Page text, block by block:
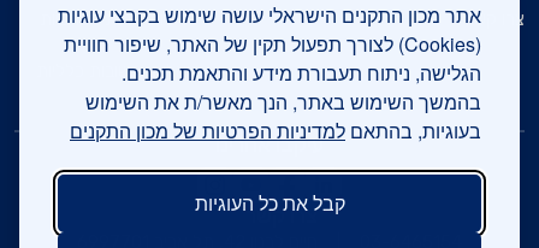
אתר מכון התקנים הישראלי עושה שימוש בקבצי עוגיות
(Cookies) לצורך תפעול תקין של האתר, שיפור חוויית
הגלישה, ניתוח תעבורת מידע והתאמת תכנים.
בהמשך השימוש באתר, הנך מאשר/ת את השימוש
בעוגיות, בהתאם למדיניות הפרטיות של מכון התקנים
קבל את כל העוגיות
צרו קשר מדיניות הגנת הפרטיות
שאלות ותשובות כלליות
עיקבו אחרינו
צרו קשר